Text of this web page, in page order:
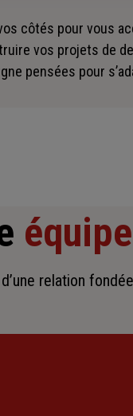
vos côtés pour vous
vos projets de
pensées pour
équipe
relation